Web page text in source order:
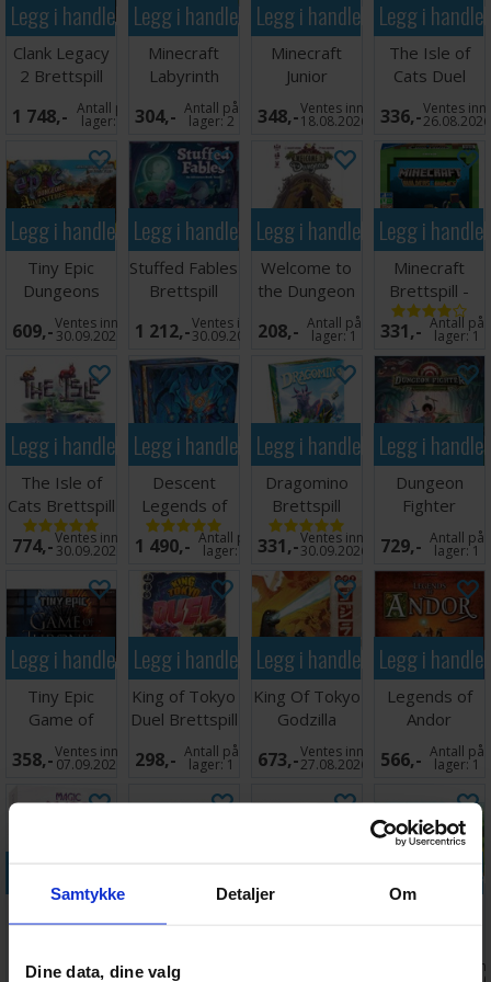
Samtykke Detaljer Om
Dine data, dine valg
kamper, oppgraderinger og givende beslutninger.
Antall spillere: 2-5
Alder: 10+
Spilletid: 45-90 minutter
Språk: Norske regler
Legg i handlekurven
Clank Legacy
2 Brettspill
1 748,- Antall på
lager:
Legg i handlekurven
Minecraft
Labyrinth
Brettspill
304,- Antall på
lager:2
Legg i handlekurven
Minecraft
Junior
Brettspill
348,-Ventes inn
18.08.2026
Legg i
The Isle of
Cats Duel
Brettspill
336,-Ventes inn
26.08.2026
Legg i handlekurven
Tiny Epic
Dungeons
Adventures
Brettspill
609,-Ventes inn
30.09.2026
Legg i handlekurven
Stuffed Fables
Brettspill
1 212,-Ventes inn
30.09.2026
Legg i handlekurven
Welcome to
the Dungeon
Brettspill
208,- Antall på
lager:1
Legg i
Minecraft
Brettspill -
Norsk
331,- Antall på
lager:1
Legg i handlekurven
The Isle of
Cats Brettspill
774,-Ventes inn
30.09.2026
Legg i handlekurven
Descent
Legends of
the Dark
Brettspill
1 490,- Antall på
lager:
Legg i handlekurven
Dragomino
Brettspill
(Norsk)
331,-Ventes inn
30.09.2026
Legg i
Dungeon
Fighter
Labyrinth
Brettspill
729,- Antall på
lager:1
Legg i handlekurven
Tiny Epic
Game of
Thrones
Brettspill
358,-Ventes inn
07.09.2026
Legg i handlekurven
King of Tokyo
Duel Brettspill
298,- Antall på
lager:1
Legg i handlekurven
King Of Tokyo
Godzilla
Brettspill
673,-Ventes inn
27.08.2026
Legg i
Legends of
Andor
Brettspill
566,- Antall på
lager:1
358,-Ventes inn 402,-
Legg i
Ventes inn